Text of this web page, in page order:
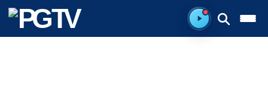
Spreman za